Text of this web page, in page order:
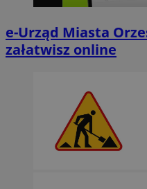
e-Urząd Miasta
załatwisz online